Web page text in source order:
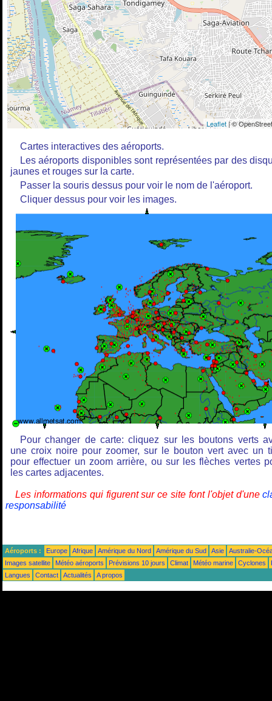
Leaflet | ©
Cartes interactives des aéroports.
Les aéroports disponibles sont représentées par des
jaunes et rouges sur la carte.
Passer la souris dessus pour voir le nom de l'aéroport.
Cliquer dessus pour voir les images.
Pour changer de carte: cliquez sur les boutons verts
une croix noire pour zoomer, sur le bouton vert avec un
pour effectuer un zoom arrière, ou sur les flèches vertes
les cartes adjacentes.
Les informations qui figurent sur ce site font l'objet d'une
responsabilité
Aéroports : Europe Afrique Amérique du Nord Amérique du Sud Asie
Australie-
Images satellite
Météo aéroports Prévisions 10 jours Climat Météo marine Cyclones
Langues
Contact Actualités A propos